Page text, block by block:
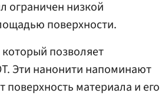
ограничен низкой
поверхности.
позволяет
Эти нанонити напоминают
поверхность материала и его